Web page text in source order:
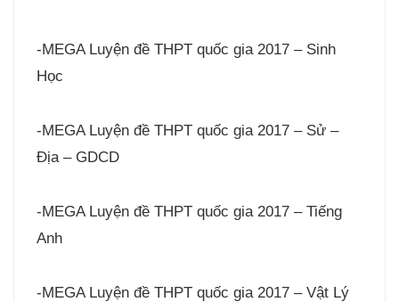
-MEGA Luyện đề THPT quốc gia 2017 – Sinh
Học
-MEGA Luyện đề THPT quốc gia 2017 – Sử –
Địa – GDCD
-MEGA Luyện đề THPT quốc gia 2017 – Tiếng
Anh
-MEGA Luyện đề THPT quốc gia 2017 – Vật Lý